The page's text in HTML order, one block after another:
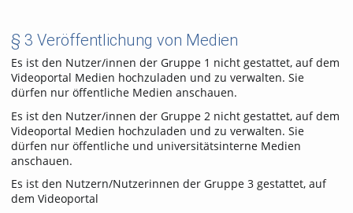
§ 3 Veröffentlichung von Medien
Es ist den Nutzer/innen der Gruppe 1 nicht gestattet, auf dem
Videoportal Medien hochzuladen und zu verwalten. Sie
dürfen nur öffentliche Medien anschauen.
Es ist den Nutzer/innen der Gruppe 2 nicht gestattet, auf dem
Videoportal Medien hochzuladen und zu verwalten. Sie
dürfen nur öffentliche und universitätsinterne Medien
anschauen.
Es ist den Nutzern/Nutzerinnen der Gruppe 3 gestattet, auf
dem Videoportal